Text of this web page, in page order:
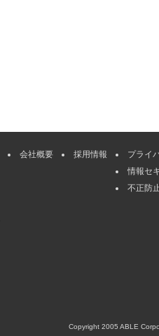
会社概要 採用情報
プライ
情報セ
不正防
Copyright 2005 ABLE